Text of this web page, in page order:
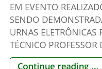
EM EVENTO
SENDO
URNAS
TÉCNICO
MEMBROS DO TSE
Continue reading ...